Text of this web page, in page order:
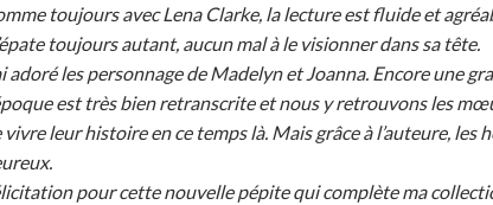
toujours avec Lena Clarke, la lecture est fluide et
toujours autant, aucun mal à le visionner dans sa tête.
adoré les personnage de Madelyn et Joanna. Encore une
est très bien retranscrite et nous y retrouvons les
vivre leur histoire en ce temps là. Mais grâce à l’auteure, les
pour cette nouvelle pépite qui complète ma